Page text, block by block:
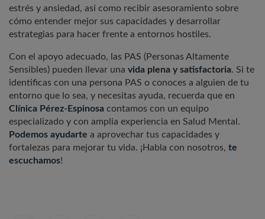
estrés y ansiedad, así como recibir asesoramiento sobre
cómo entender mejor sus capacidades y desarrollar
estrategias para hacer frente a entornos hostiles.
Con el apoyo adecuado, las PAS (Personas Altamente
Sensibles) pueden llevar una vida plena y satisfactoria. Si te
identificas con una persona PAS o conoces a alguien de tu
entorno que lo sea, y necesitas ayuda, recuerda que en
Clínica Pérez-Espinosa contamos con un equipo
especializado y con amplia experiencia en Salud Mental.
Podemos ayudarte a aprovechar tus capacidades y
fortalezas para mejorar tu vida. ¡Habla con nosotros, te
escuchamos!